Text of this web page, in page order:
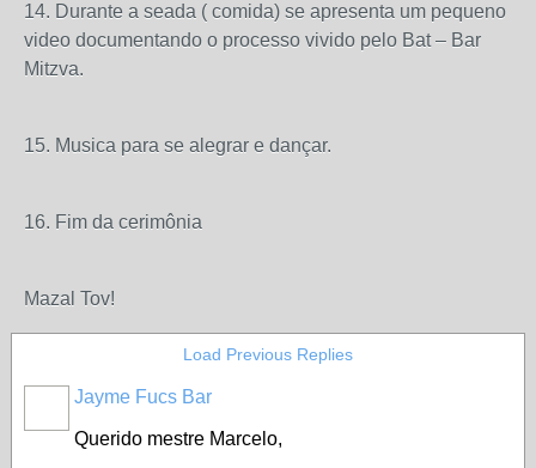
14. Durante a seada ( comida) se apresenta um pequeno
video documentando o processo vivido pelo Bat – Bar
Mitzva.
15. Musica para se alegrar e dançar.
16. Fim da cerimônia
Mazal Tov!
Load Previous Replies
Jayme Fucs Bar
Querido mestre Marcelo,